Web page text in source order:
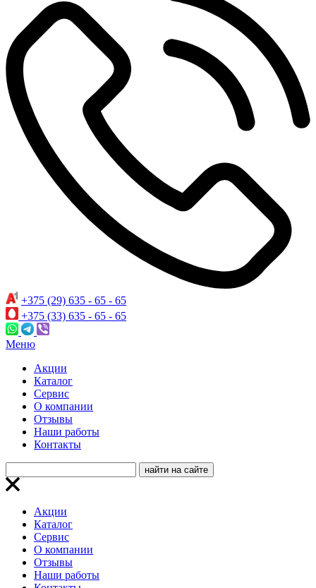
+375 (29) 635 - 65 - 65
+375 (33) 635 - 65 - 65
Меню
Акции
Каталог
Сервис
О компании
Отзывы
Наши работы
Контакты
Акции
Каталог
Сервис
О компании
Отзывы
Наши работы